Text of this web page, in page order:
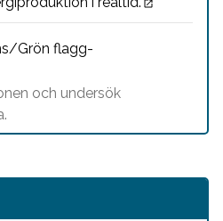
Grön flagg-
och undersök